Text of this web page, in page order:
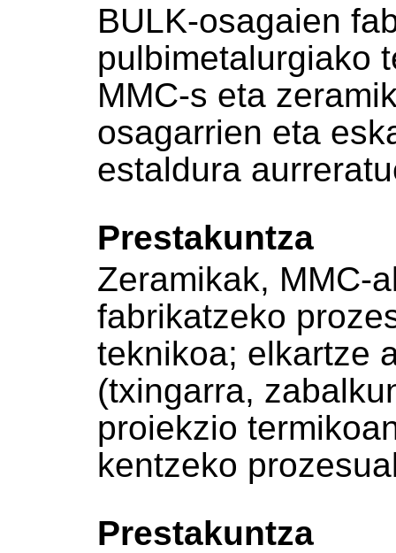
BULK-osagaien
pulbimetalurgiako
MMC-s eta
osagarrien eta
estaldura
Prestakuntza
Zeramikak, MMC-
fabrikatzeko
teknikoa; elkartze
(txingarra,
proiekzio
kentzeko
Prestakuntza